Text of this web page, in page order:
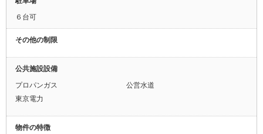
６台可
その他の制限
公共施設設備
プロパンガス
公営水道
東京電力
物件の特徴